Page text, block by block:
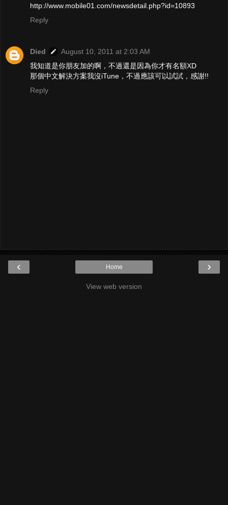
http://www.mobile01.com/newsdetail.php?id=10893
Reply
Died
August 10, 2011 at 2:03 AM
我知道是你朋友加的啊，不過還是因為你才有名額XD
那個中文解決方案我沒iTune，不過應該可以試試，感謝!!
Reply
‹ ›
Home
View web version